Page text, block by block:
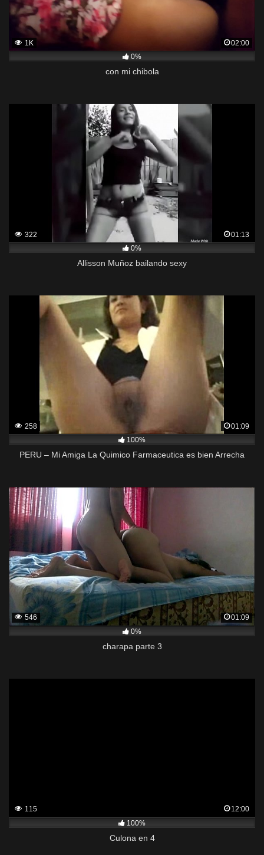
1K
02:00
0%
con mi chibola
322
01:13
0%
Allisson Muñoz bailando sexy
258
01:09
100%
PERU – Mi Amiga La Quimico Farmaceutica es bien Arrecha
546
01:09
0%
charapa parte 3
115
12:00
100%
Culona en 4